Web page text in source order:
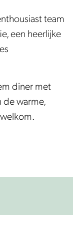
team
een heerlijke
diner met
de warme,